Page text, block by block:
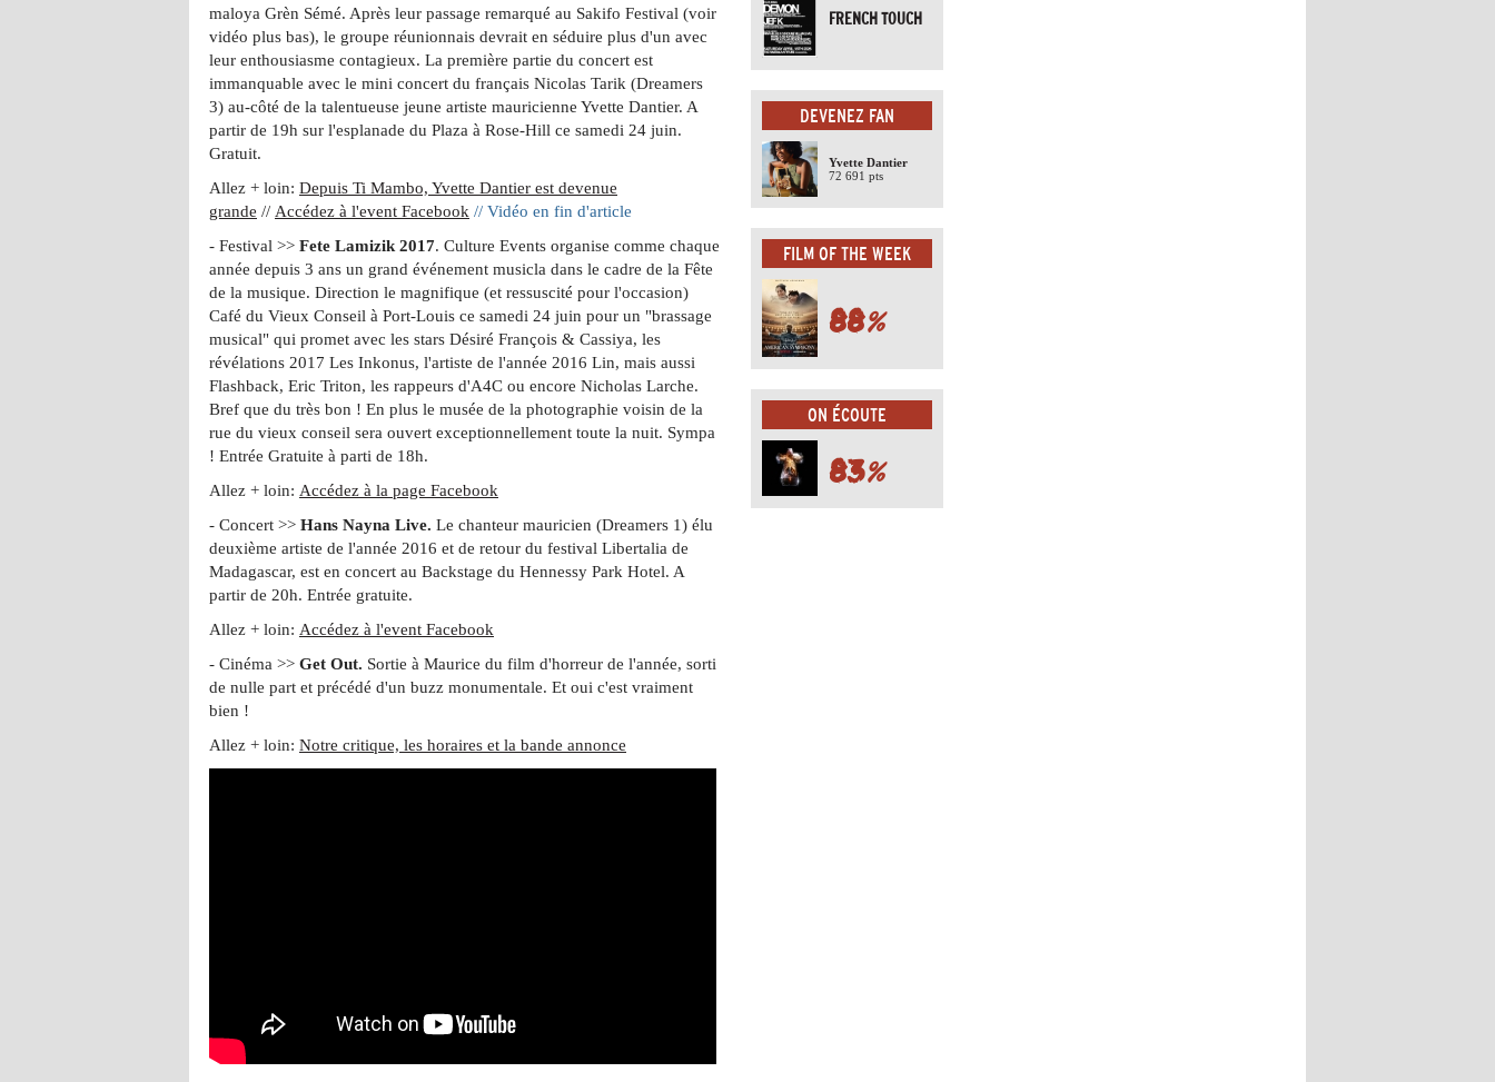
maloya Grèn Sémé. Après leur passage remarqué au Sakifo Festival (voir
vidéo plus bas), le groupe réunionnais devrait en séduire plus d'un avec
leur enthousiasme contagieux. La première partie du concert est
immanquable avec le mini concert du français Nicolas Tarik (Dreamers
3) au-côté de la talentueuse jeune artiste mauricienne Yvette Dantier. A
partir de 19h sur l'esplanade du Plaza à Rose-Hill ce samedi 24 juin.
Gratuit.
Allez + loin: Depuis Ti Mambo, Yvette Dantier est devenue
grande // Accédez à l'event Facebook // Vidéo en fin d'article
- Festival >> Fete Lamizik 2017. Culture Events organise comme chaque
année depuis 3 ans un grand événement musicla dans le cadre de la Fête
de la musique. Direction le magnifique (et ressuscité pour l'occasion)
Café du Vieux Conseil à Port-Louis ce samedi 24 juin pour un "brassage
musical" qui promet avec les stars Désiré François & Cassiya, les
révélations 2017 Les Inkonus, l'artiste de l'année 2016 Lin, mais aussi
Flashback, Eric Triton, les rappeurs d'A4C ou encore Nicholas Larche.
Bref que du très bon ! En plus le musée de la photographie voisin de la
rue du vieux conseil sera ouvert exceptionnellement toute la nuit. Sympa
! Entrée Gratuite à parti de 18h.
Allez + loin: Accédez à la page Facebook
- Concert >> Hans Nayna Live. Le chanteur mauricien (Dreamers 1) élu
deuxième artiste de l'année 2016 et de retour du festival Libertalia de
Madagascar, est en concert au Backstage du Hennessy Park Hotel. A
partir de 20h. Entrée gratuite.
Allez + loin: Accédez à l'event Facebook
- Cinéma >> Get Out. Sortie à Maurice du film d'horreur de l'année, sorti
de nulle part et précédé d'un buzz monumentale. Et oui c'est vraiment
bien !
Allez + loin: Notre critique, les horaires et la bande annonce
FRENCH TOUCH
DEVENEZ FAN
Yvette Dantier
72 691 pts
FILM OF THE WEEK
88%
ON ÉCOUTE
83%